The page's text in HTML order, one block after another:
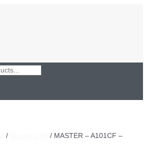
/
/ MASTER – A101CF –